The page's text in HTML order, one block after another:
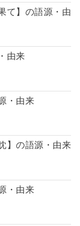
て】の語源・由
由来
・由来
】の語源・由来
・由来